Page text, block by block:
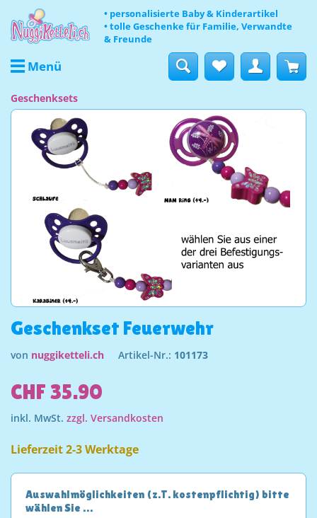
• personalisierte Baby & Kinderartikel
• tolle Geschenke für Familie, Verwandte
& Freunde
Menü
Geschenksets
Geschenkset Feuerwehr
von nuggiketteli.ch Artikel-Nr.: 101173
CHF 35.90
inkl. MwSt. zzgl. Versandkosten
Lieferzeit 2-3 Werktage
Auswahlmöglichkeiten (z.T. kostenpflichtig) bitte
wählen Sie …